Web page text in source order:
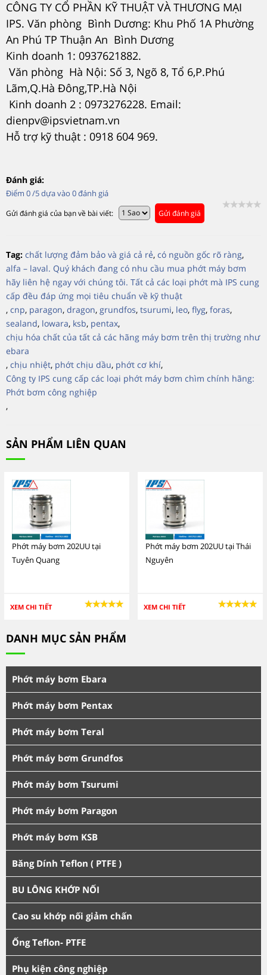
CÔNG TY CỔ PHẦN KỸ THUẬT VÀ THƯƠNG MẠI
IPS. Văn phòng Bình Dương: Khu Phố 1A Phường
An Phú TP Thuận An Bình Dương
Kinh doanh 1: 0937621882.
Văn phòng Hà Nội: Số 3, Ngõ 8, Tổ 6,P.Phú
Lãm,Q.Hà Đông,TP.Hà Nội
Kinh doanh 2 : 0973276228. Email:
dienpv@ipsvietnam.vn
Hỗ trợ kỹ thuật : 0918 604 969.
Đánh giá:
Điểm 0/5 dựa vào 0đánh giá
Gửi đánh giá của bạn về bài viết: Gửi đánh giá
Tag: chất lượng đảm bảo và giá cả rẻ, có nguồn gốc rõ ràng,
alfa – laval. Quý khách đang có nhu cầu mua phớt máy bơm
hãy liên hệ ngay với chúng tôi. Tất cả các loại phớt mà IPS cung
cấp đều đáp ứng mọi tiêu chuẩn về kỹ thuật
, cnp, paragon, dragon, grundfos, tsurumi, leo, flyg, foras,
sealand, lowara, ksb, pentax,
chịu hóa chất của tất cả các hãng máy bơm trên thị trường như
ebara
, chịu nhiệt, phớt chịu dầu, phớt cơ khí,
Công ty IPS cung cấp các loại phớt máy bơm chìm chính hãng:
Phớt bơm công nghiệp
,
SẢN PHẨM LIÊN QUAN
Phớt máy bơm 202UU tại
Tuyên Quang
XEM CHI TIẾT
Phớt máy bơm 202UU tại Thái
Nguyên
XEM CHI TIẾT
DANH MỤC SẢN PHẨM
Phớt máy bơm Ebara
Phớt máy bơm Pentax
Phớt máy bơm Teral
Phớt máy bơm Grundfos
Phớt máy bơm Tsurumi
Phớt máy bơm Paragon
Phớt máy bơm KSB
Băng Dính Teflon ( PTFE )
BU LÔNG KHỚP NỐI
Cao su khớp nối giảm chấn
Ống Teflon- PTFE
Phụ kiện công nghiệp